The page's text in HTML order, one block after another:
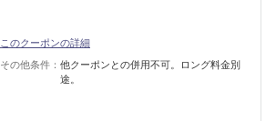
このクーポンの詳細
その他条件： 他クーポンとの併用不可。ロング料金別
途。